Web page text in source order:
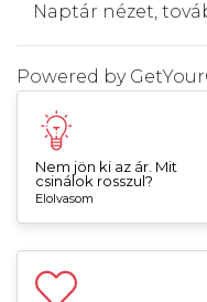
Naptár nézet,
Powered by
Nem jön ki az ár. Mit
csinálok rosszul?
Elolvasom